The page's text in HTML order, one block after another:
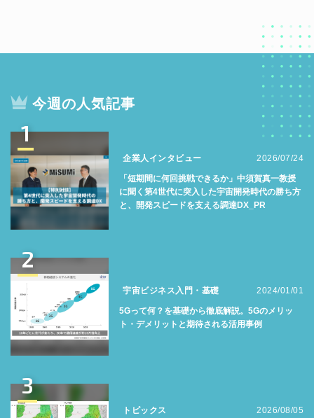
今週の人気記事
1
企業人インタビュー 2026/07/24
「短期間に何回挑戦できるか」中須賀真一教授
に聞く第4世代に突入した宇宙開発時代の勝ち方
と、開発スピードを支える調達DX_PR
2
宇宙ビジネス入門・基礎 2024/01/01
5Gって何？を基礎から徹底解説。5Gのメリッ
ト・デメリットと期待される活用事例
3
トピックス 2026/08/05